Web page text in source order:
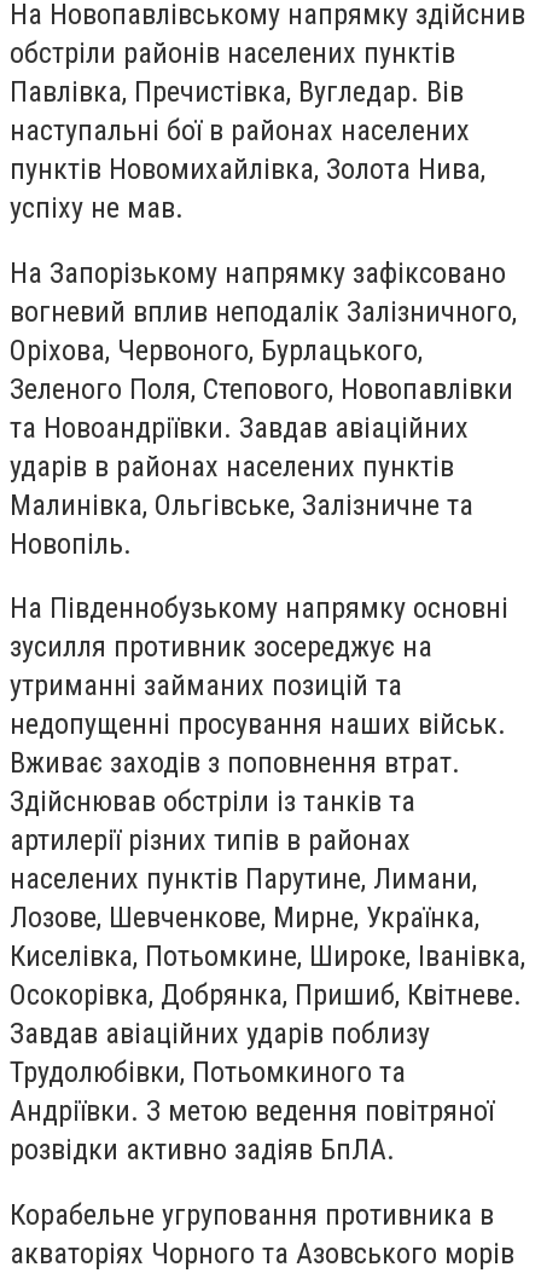
На Новопавлівському напрямку здійснив
обстріли районів населених пунктів
Павлівка, Пречистівка, Вугледар. Вів
наступальні бої в районах населених
пунктів Новомихайлівка, Золота Нива,
успіху не мав.
На Запорізькому напрямку зафіксовано
вогневий вплив неподалік Залізничного,
Оріхова, Червоного, Бурлацького,
Зеленого Поля, Степового, Новопавлівки
та Новоандріївки. Завдав авіаційних
ударів в районах населених пунктів
Малинівка, Ольгівське, Залізничне та
Новопіль.
На Південнобузькому напрямку основні
зусилля противник зосереджує на
утриманні займаних позицій та
недопущенні просування наших військ.
Вживає заходів з поповнення втрат.
Здійснював обстріли із танків та
артилерії різних типів в районах
населених пунктів Парутине, Лимани,
Лозове, Шевченкове, Мирне, Українка,
Киселівка, Потьомкине, Широке, Іванівка,
Осокорівка, Добрянка, Пришиб, Квітневе.
Завдав авіаційних ударів поблизу
Трудолюбівки, Потьомкиного та
Андріївки. З метою ведення повітряної
розвідки активно задіяв БпЛА.
Корабельне угруповання противника в
акваторіях Чорного та Азовського морів